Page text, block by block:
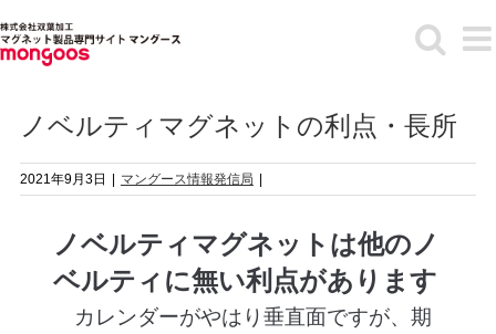
to
content
ノベルティマグネットの利点・長所
2021年9月3日 マングース情報発信局
ノベルティマグネットは他のノ
ベルティに無い利点があります
カレンダーがやはり垂直面ですが、期